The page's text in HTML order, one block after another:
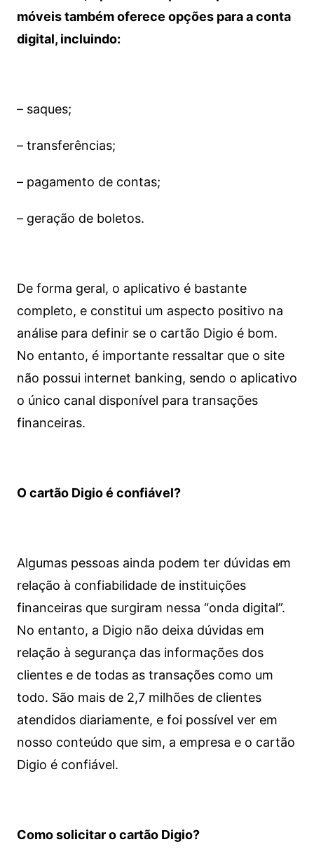
móveis também oferece opções para a conta
digital, incluindo:
– saques;
– transferências;
– pagamento de contas;
– geração de boletos.
De forma geral, o aplicativo é bastante
completo, e constitui um aspecto positivo na
análise para definir se o cartão Digio é bom.
No entanto, é importante ressaltar que o site
não possui internet banking, sendo o aplicativo
o único canal disponível para transações
financeiras.
O cartão Digio é confiável?
Algumas pessoas ainda podem ter dúvidas em
relação à confiabilidade de instituições
financeiras que surgiram nessa “onda digital”.
No entanto, a Digio não deixa dúvidas em
relação à segurança das informações dos
clientes e de todas as transações como um
todo. São mais de 2,7 milhões de clientes
atendidos diariamente, e foi possível ver em
nosso conteúdo que sim, a empresa e o cartão
Digio é confiável.
Como solicitar o cartão Digio?